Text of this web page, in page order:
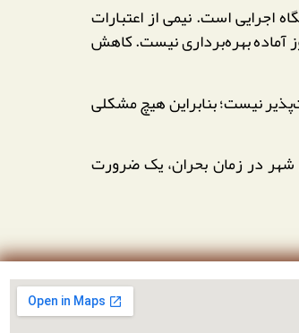
اجرایی است. نیمی از اعتبارات
آماده بهره‌برداری نیست. کاهش
نیست؛ بنابراین هیچ مشکلی
شهر در زمان بحران، یک ضرورت